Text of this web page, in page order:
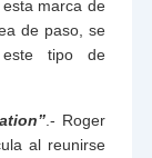
marca de
de paso, se
tipo de
.- Roger
al reunirse